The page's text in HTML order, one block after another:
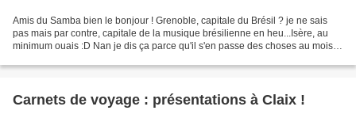
Amis du Samba bien le bonjour ! Grenoble, capitale du Brésil ? je ne sais
pas mais par contre, capitale de la musique brésilienne en heu...Isère, au
minimum ouais :D Nan je dis ça parce qu'il s'en passe des choses au mois
Carnets de voyage : présentations à Claix !